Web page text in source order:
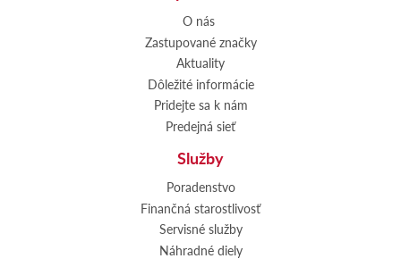
O nás
Zastupované značky
Aktuality
Dôležité informácie
Pridejte sa k nám
Predejná sieť
Služby
Poradenstvo
Finančná starostlivosť
Servisné služby
Náhradné diely